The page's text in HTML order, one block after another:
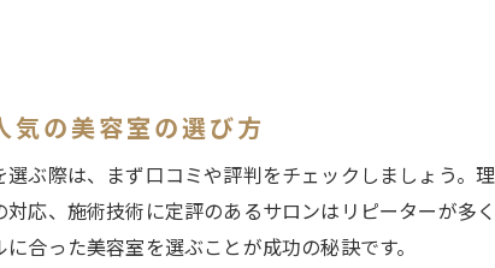
美容室の時短カラ
美容室カラーの時
時短カラーが得意
気の美容室の選び方
選ぶ際は、まず口コミや評判をチェックしましょう
応、施術技術に定評のあるサロンはリピーターが多
合った美容室を選ぶことが成功の秘訣です。